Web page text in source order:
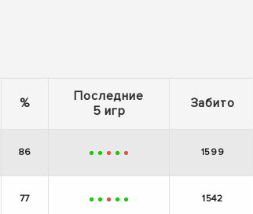
%
Последние
5 игр
Забито
86 + + - + - 1599
77 + + - + + 1542